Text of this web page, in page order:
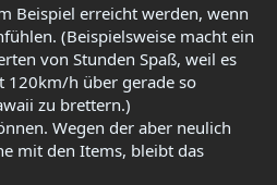
Beispiel erreicht werden, wenn
(Beispielsweise macht ein
von Stunden Spaß, weil es
120km/h über gerade so
zu brettern.)
Wegen der aber neulich
mit den Items, bleibt das